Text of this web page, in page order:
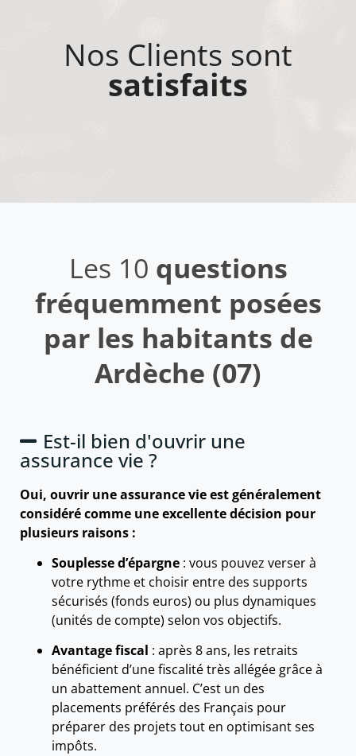
Nos Clients sont
satisfaits
Les 10 questions
fréquemment posées
par les habitants de
Ardèche (07)
Est-il bien d'ouvrir une
assurance vie ?
Oui, ouvrir une assurance vie est généralement
considéré comme une excellente décision pour
plusieurs raisons :
Souplesse d’épargne : vous pouvez verser à
votre rythme et choisir entre des supports
sécurisés (fonds euros) ou plus dynamiques
(unités de compte) selon vos objectifs.
Avantage fiscal : après 8 ans, les retraits
bénéficient d’une fiscalité très allégée grâce à
un abattement annuel. C’est un des
placements préférés des Français pour
préparer des projets tout en optimisant ses
impôts.